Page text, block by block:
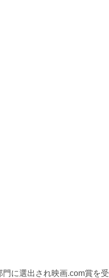
門に選出され映画.com賞を受